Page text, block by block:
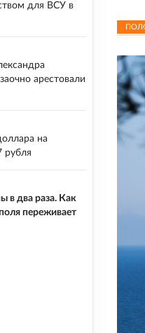
для ВСУ в
арестовали
на
рубля
в два раза. Как
переживает